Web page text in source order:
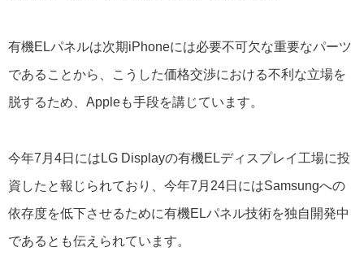
有機ELパネルは次期iPhoneには必要不可欠な重要なパーツ
であることから、こうした価格交渉における不利な立場を
脱するため、Appleも手段を講じています。
今年7月4日にはLG Displayの有機ELディスプレイ工場に投
資したと報じられており、今年7月24日にはSamsungへの
依存度を低下させるために有機ELパネル技術を独自開発中
であるとも伝えられています。